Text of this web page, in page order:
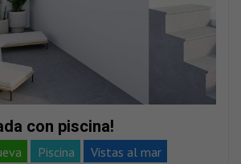
con piscina!
Piscina
Vistas al mar